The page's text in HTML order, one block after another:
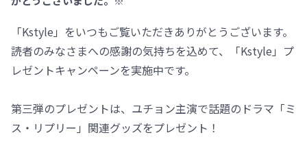
「Kstyle」をいつもご覧いただきありがとうございます。
読者のみなさまへの感謝の気持ちを込めて、「Kstyle」プ
レゼントキャンペーンを実施中です。
第三弾のプレゼントは、ユチョン主演で話題のドラマ「ミ
ス・リプリー」関連グッズをプレゼント！